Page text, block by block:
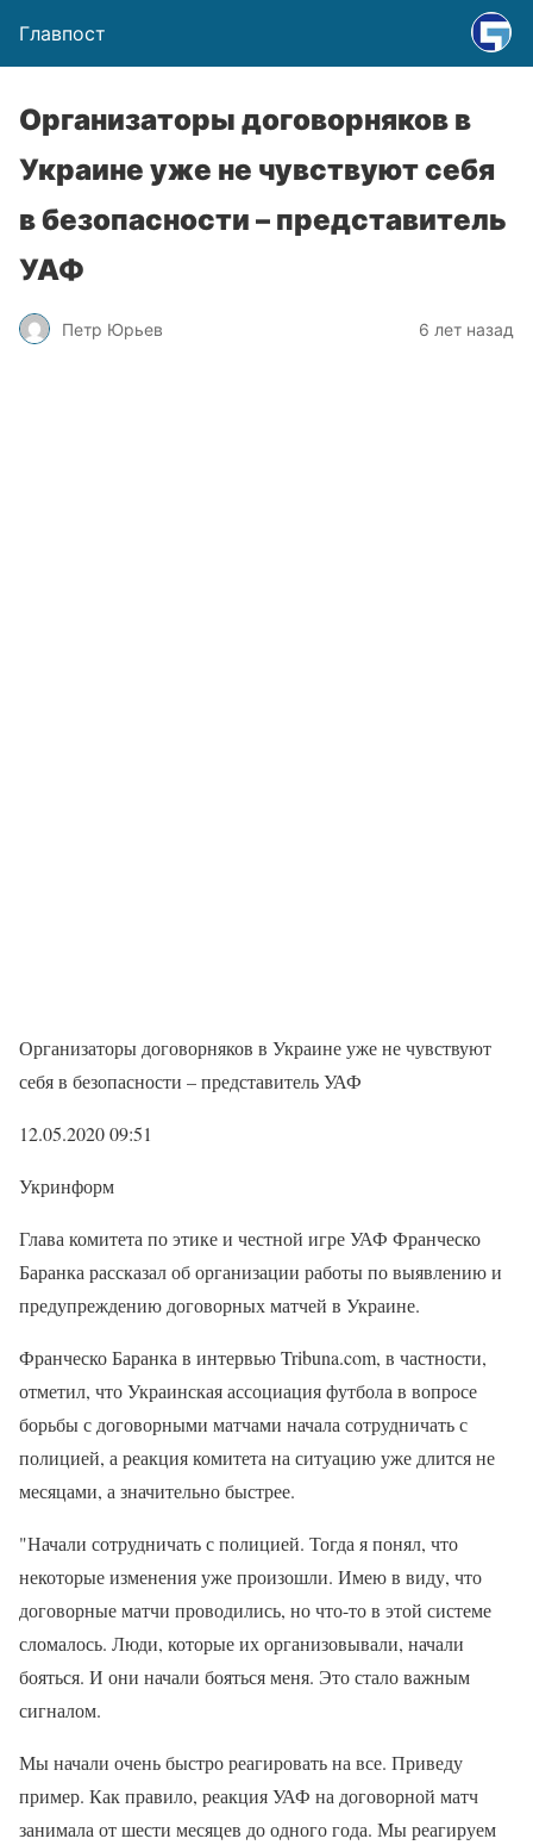
Главпост
Организаторы договорняков в
Украине уже не чувствуют себя
в безопасности – представитель
УАФ
Петр Юрьев 6 лет назад
Организаторы договорняков в Украине уже не чувствуют
себя в безопасности – представитель УАФ
12.05.2020 09:51
Укринформ
Глава комитета по этике и честной игре УАФ Франческо
Баранка рассказал об организации работы по выявлению и
предупреждению договорных матчей в Украине.
Франческо Баранка в интервью Tribuna.com, в частности,
отметил, что Украинская ассоциация футбола в вопросе
борьбы с договорными матчами начала сотрудничать с
полицией, а реакция комитета на ситуацию уже длится не
месяцами, а значительно быстрее.
"Начали сотрудничать с полицией. Тогда я понял, что
некоторые изменения уже произошли. Имею в виду, что
договорные матчи проводились, но что-то в этой системе
сломалось. Люди, которые их организовывали, начали
бояться. И они начали бояться меня. Это стало важным
сигналом.
Мы начали очень быстро реагировать на все. Приведу
пример. Как правило, реакция УАФ на договорной матч
занимала от шести месяцев до одного года. Мы реагируем